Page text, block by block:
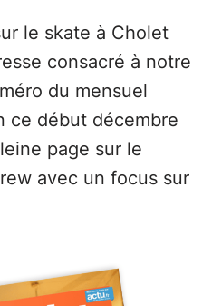
le skate à Cholet
consacré à notre
du mensuel
ce début décembre
page sur le
avec un focus sur